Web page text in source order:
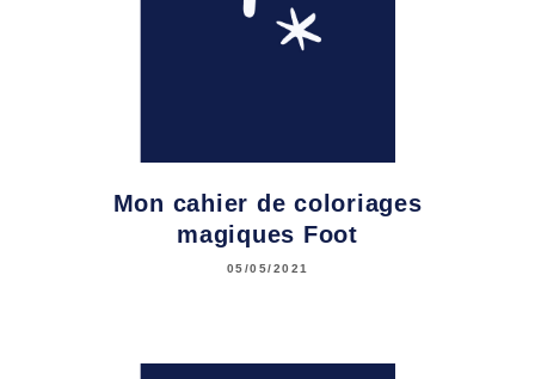
Mon cahier de coloriages
magiques Foot
05/05/2021